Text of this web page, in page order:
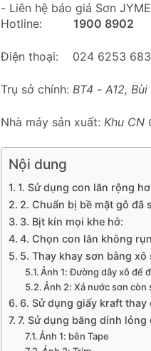
- Liên hệ báo giá Sơn
Hotline:
1900 8902
Điện thoại: 024 6253
Trụ sở chính: BT4 - A12,
Nhà máy sản xuất: Khu CN
Nội dung
1. Sử dụng con lăn rộng
2. Chuẩn bị bề mặt gỗ đã
3. Bịt kín mọi khe hở:
4. Chọn con lăn không
5. Thay khay sơn bằng xô
Ảnh 1: Đường dây xô để
Ảnh 2: Xả nước sơn còn
6. Sử dụng giấy kraft thay
7. Sử dụng băng dính lỏng
Ảnh 1: bên Tape